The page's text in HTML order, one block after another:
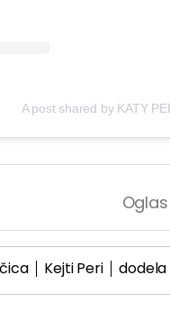
A post shared by KATY
Kejti Peri